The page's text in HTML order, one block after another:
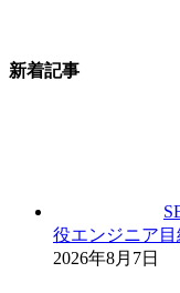
新着記事
役エンジニア
2026年8月7日